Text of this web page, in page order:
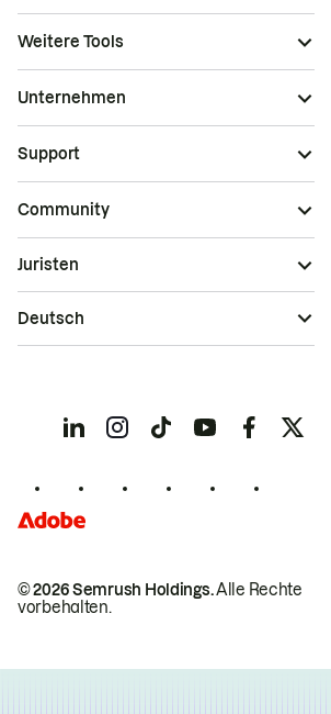
Weitere Tools
Unternehmen
Support
Community
© 2026 Semrush Holdings.Alle Rechte
vorbehalten.
Juristen
Deutsch